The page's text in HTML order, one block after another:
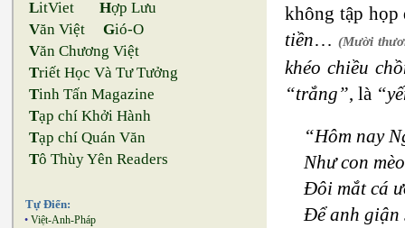
LitViet Hợp Lưu
Văn Việt Gió-O
Văn Chương Việt
Triết Học Và Tư Tưởng
Tinh Tấn Magazine
Tạp chí Khởi Hành
Tạp chí Quán Văn
Tô Thùy Yên Readers
Tự Điển:
• Việt-Anh-Pháp
không tập
tiền… (Mười
khéo chiều
“trắng”, là
“Hôm nay
Như con
Đôi mắt cá
Để anh